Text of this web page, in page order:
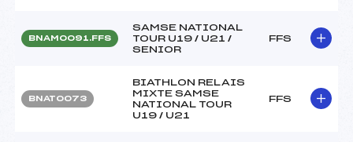
BNAM0091.FFS
SAMSE NATIONAL
TOUR U19 / U21 /
SENIOR
FFS
BNAT0073
BIATHLON RELAIS
MIXTE SAMSE
NATIONAL TOUR
U19 / U21
FFS